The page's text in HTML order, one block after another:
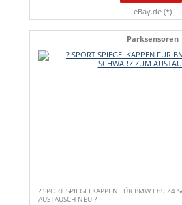
eBay.de (*)
Parksensoren
? SPORT SPIEGELKAPPEN FÜR BMW E89 Z4
AUSTAUSCH NEU ?